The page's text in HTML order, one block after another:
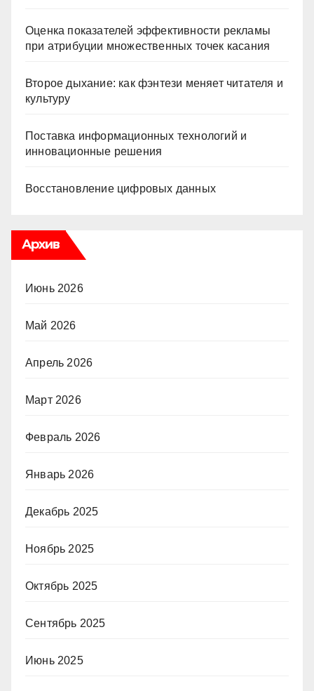
Оценка показателей эффективности рекламы
при атрибуции множественных точек касания
Второе дыхание: как фэнтези меняет читателя и
культуру
Поставка информационных технологий и
инновационные решения
Восстановление цифровых данных
Архив
Июнь 2026
Май 2026
Апрель 2026
Март 2026
Февраль 2026
Январь 2026
Декабрь 2025
Ноябрь 2025
Октябрь 2025
Сентябрь 2025
Июнь 2025